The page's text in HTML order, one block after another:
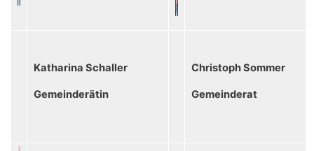
Katharina Schaller
Gemeinderätin
Christoph Sommer
Gemeinderat